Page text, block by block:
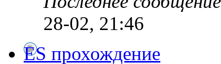
28-02, 21:46
ES прохождение